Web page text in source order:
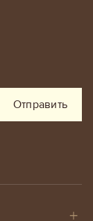
Отправить